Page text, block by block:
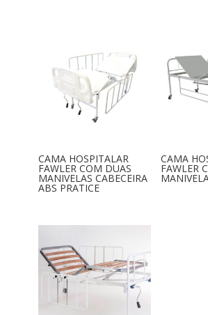
CAMA HOSPITALAR
FAWLER COM DUAS
MANIVELAS CABECEIRA
ABS PRATICE
CAMA
FAWLER